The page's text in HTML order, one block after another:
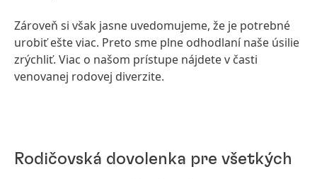
Zároveň si však jasne uvedomujeme, že je potrebné
urobiť ešte viac. Preto sme plne odhodlaní naše úsilie
zrýchliť. Viac o našom prístupe nájdete v časti
venovanej rodovej diverzite.
Rodičovská dovolenka pre všetkých